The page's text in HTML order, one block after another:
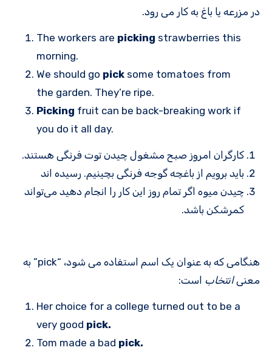
در مزرعه یا باغ به کار می رود.
The workers are picking strawberries this
morning.
We should go pick some tomatoes from
the garden. They’re ripe.
Picking fruit can be back-breaking work if
you do it all day.
کارگران امروز صبح مشغول چیدن توت فرنگی هستند.
باید برویم از باغچه گوجه فرنگی بچینیم. رسیده اند
چیدن میوه اگر تمام روز این کار را انجام دهید می‌تواند
کمرشکن باشد.
هنگامی که به عنوان یک اسم استفاده می شود، “pick” به
معنیانتخاب است:
Her choice for a college turned out to be a
very good pick.
Tom made a bad pick.